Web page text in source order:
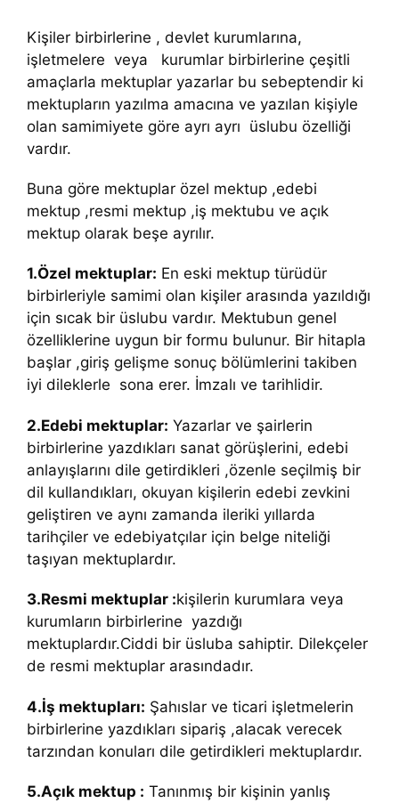
Kişiler birbirlerine , devlet kurumlarına,
işletmelere veya kurumlar birbirlerine çeşitli
amaçlarla mektuplar yazarlar bu sebeptendir ki
mektupların yazılma amacına ve yazılan kişiyle
olan samimiyete göre ayrı ayrı üslubu özelliği
vardır.
Buna göre mektuplar özel mektup ,edebi
mektup ,resmi mektup ,iş mektubu ve açık
mektup olarak beşe ayrılır.
1.Özel mektuplar: En eski mektup türüdür
birbirleriyle samimi olan kişiler arasında yazıldığı
için sıcak bir üslubu vardır. Mektubun genel
özelliklerine uygun bir formu bulunur. Bir hitapla
başlar ,giriş gelişme sonuç bölümlerini takiben
iyi dileklerle sona erer. İmzalı ve tarihlidir.
2.Edebi mektuplar: Yazarlar ve şairlerin
birbirlerine yazdıkları sanat görüşlerini, edebi
anlayışlarını dile getirdikleri ,özenle seçilmiş bir
dil kullandıkları, okuyan kişilerin edebi zevkini
geliştiren ve aynı zamanda ileriki yıllarda
tarihçiler ve edebiyatçılar için belge niteliği
taşıyan mektuplardır.
3.Resmi mektuplar :kişilerin kurumlara veya
kurumların birbirlerine yazdığı
mektuplardır.Ciddi bir üsluba sahiptir. Dilekçeler
de resmi mektuplar arasındadır.
4.İş mektupları: Şahıslar ve ticari işletmelerin
birbirlerine yazdıkları sipariş ,alacak verecek
tarzından konuları dile getirdikleri mektuplardır.
5.Açık mektup : Tanınmış bir kişinin yanlış